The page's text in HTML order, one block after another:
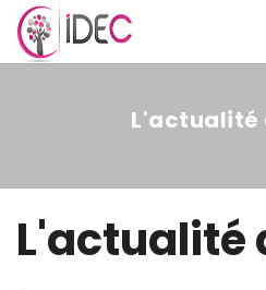
MENU
L'actualité
L'actualité